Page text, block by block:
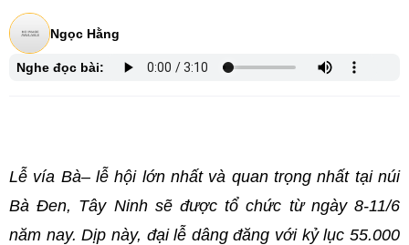
Ngọc Hằng
Nghe đọc bài:
Lễ vía Bà– lễ hội lớn nhất và quan trọng nhất tại núi
Bà Đen, Tây Ninh sẽ được tổ chức từ ngày 8-11/6
năm nay. Dịp này, đại lễ dâng đăng với kỷ lục 55.000